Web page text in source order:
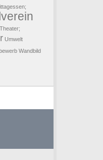
Theater;
Umwelt
Wandbild